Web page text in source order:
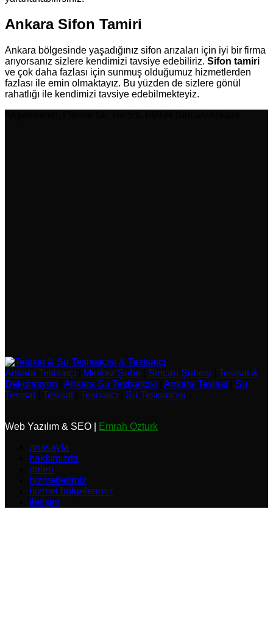
Ankara Sifon Tamiri
Ankara bölgesinde yaşadığınız sifon arızaları için iyi bir firma
arıyorsanız sizlere kendimizi tavsiye edebiliriz. Sifon tamiri
ve çok daha fazlası için sunmuş olduğumuz hizmetlerden
fazlası ile emin olmaktayız. Bu yüzden de sizlere gönül
rahatlığı ile kendimizi tavsiye edebilmekteyiz.
Ankara Tesisatçı Merkez Şube Sincan Şubesi
Tesisat &
Dekorasyon
Ankara Su Tesisatçısı Ankara Tesisat| Su
Tesisat| Tesisat| Tesisatçı Su Tesisatçısı
Web Yazılım & SEO |
Emrah Ozturk
anasayfa
hakkımızda
galeri
hizmetlerimiz
hizmet bölgelerimiz
iletişim